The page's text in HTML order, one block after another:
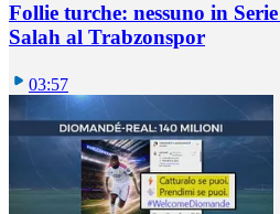
Follie turche: nessuno in
Salah al Trabzonspor
03:57